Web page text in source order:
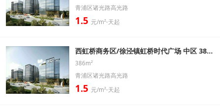
青浦区诸光路高光路
1.5 元/m²⋅天起
西虹桥商务区/徐泾镇虹桥时代广场 中区 386㎡ 精装修带家具办公室出租信息
386m²
青浦区诸光路高光路
1.5 元/m²⋅天起